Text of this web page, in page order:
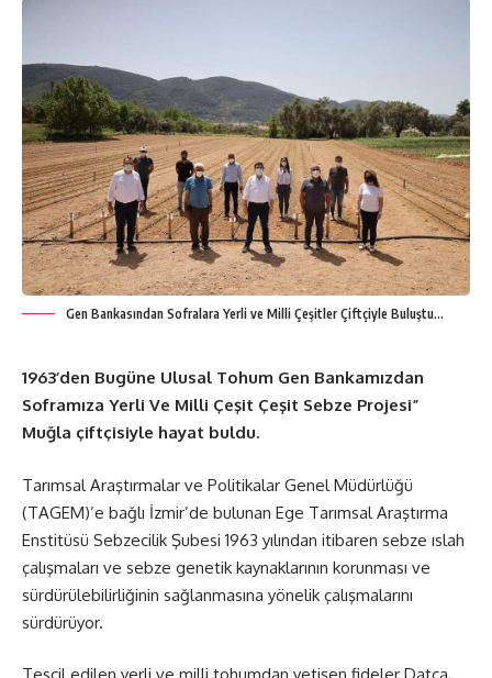
Gen Bankasından Sofralara Yerli ve Milli Çeşitler Çiftçiyle Buluştu…
1963’den Bugüne Ulusal Tohum Gen Bankamızdan
Soframıza Yerli Ve Milli Çeşit Çeşit Sebze Projesi”
Muğla çiftçisiyle hayat buldu.
Tarımsal Araştırmalar ve Politikalar Genel Müdürlüğü
(TAGEM)’e bağlı İzmir’de bulunan Ege Tarımsal Araştırma
Enstitüsü Sebzecilik Şubesi 1963 yılından itibaren sebze ıslah
çalışmaları ve sebze genetik kaynaklarının korunması ve
sürdürülebilirliğinin sağlanmasına yönelik çalışmalarını
sürdürüyor.